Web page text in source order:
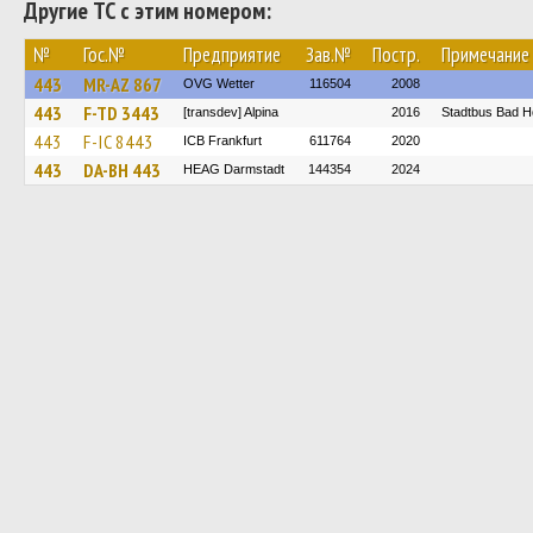
Другие ТС с этим номером:
№ Гос.№ Предприятие Зав.№ Постр. Примечание
443 MR-AZ 867 OVG Wetter 116504 2008
443 F-TD 3443 [transdev] Alpina 2016 Stadtbus Bad
443 F-IC 8443 ICB Frankfurt 611764 2020
443 DA-BH 443 HEAG Darmstadt 144354 2024